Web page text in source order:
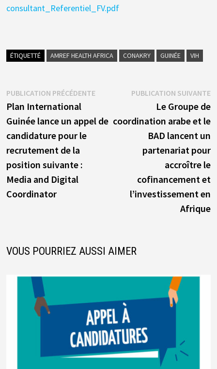
consultant_Referentiel_FV.pdf
ÉTIQUETTÉ AMREF HEALTH AFRICA CONAKRY GUINÉE VIH
Navigation
de
l’article
PUBLICATION PRÉCÉDENTEPublication
Plan International
Guinée lance un appel de
candidature pour le
recrutement de la
position suivante :
Media and Digital
Coordinator
PUBLICATION SUIVANTE
Le Groupe de
coordination arabe et le
BAD lancent un
partenariat pour
accroître le
cofinancement et
l’investissement en
Afrique
VOUS POURRIEZ AUSSI AIMER